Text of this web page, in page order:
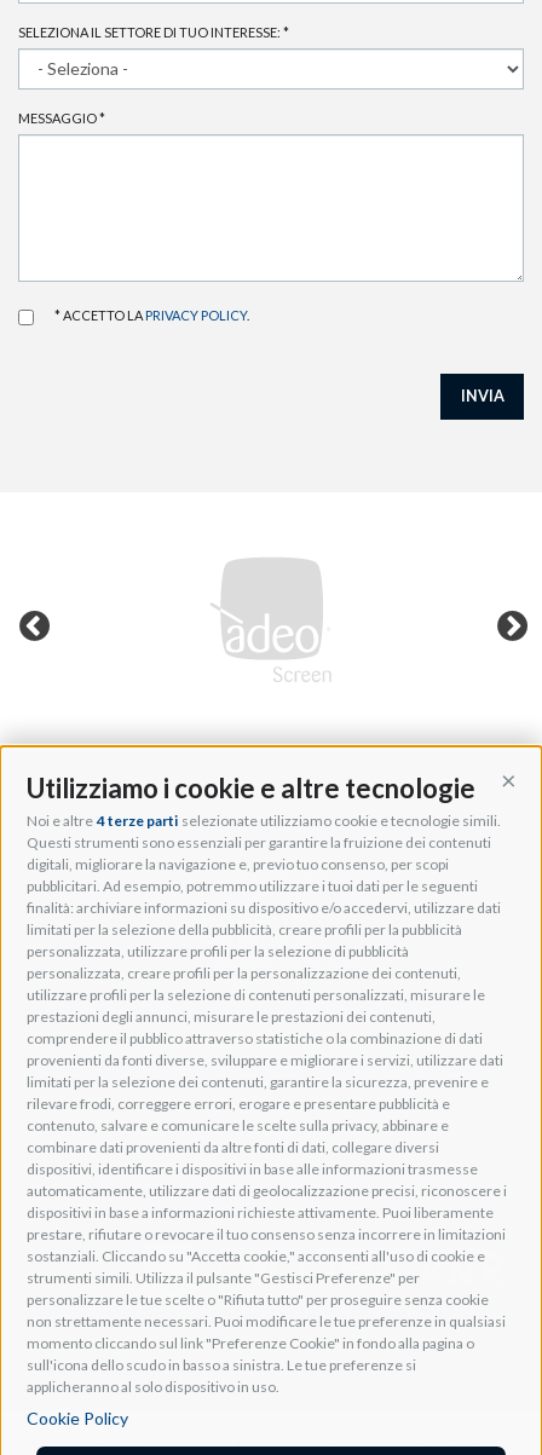
Utilizziamo i cookie e altre tecnologie
Noi e altre 4 terze parti selezionate utilizziamo cookie e tecnologie simili.
Questi strumenti sono essenziali per garantire la fruizione dei contenuti
digitali, migliorare la navigazione e, previo tuo consenso, per scopi
pubblicitari. Ad esempio, potremmo utilizzare i tuoi dati per le seguenti
finalità: archiviare informazioni su dispositivo e/o accedervi, utilizzare dati
limitati per la selezione della pubblicità, creare profili per la pubblicità
personalizzata, utilizzare profili per la selezione di pubblicità
personalizzata, creare profili per la personalizzazione dei contenuti,
utilizzare profili per la selezione di contenuti personalizzati, misurare le
prestazioni degli annunci, misurare le prestazioni dei contenuti,
comprendere il pubblico attraverso statistiche o la combinazione di dati
provenienti da fonti diverse, sviluppare e migliorare i servizi, utilizzare dati
limitati per la selezione dei contenuti, garantire la sicurezza, prevenire e
rilevare frodi, correggere errori, erogare e presentare pubblicità e
contenuto, salvare e comunicare le scelte sulla privacy, abbinare e
combinare dati provenienti da altre fonti di dati, collegare diversi
dispositivi, identificare i dispositivi in base alle informazioni trasmesse
automaticamente, utilizzare dati di geolocalizzazione precisi, riconoscere i
dispositivi in base a informazioni richieste attivamente. Puoi liberamente
prestare, rifiutare o revocare il tuo consenso senza incorrere in limitazioni
sostanziali. Cliccando su "Accetta cookie," acconsenti all'uso di cookie e
strumenti simili. Utilizza il pulsante "Gestisci Preferenze" per
personalizzare le tue scelte o "Rifiuta tutto" per proseguire senza cookie
non strettamente necessari. Puoi modificare le tue preferenze in qualsiasi
momento cliccando sul link "Preferenze Cookie" in fondo alla pagina o
sull'icona dello scudo in basso a sinistra. Le tue preferenze si
applicheranno al solo dispositivo in uso.
Cookie Policy
SELEZIONA IL SETTORE DI TUO INTERESSE: *
MESSAGGIO*
* ACCETTO LA PRIVACY POLICY.
INVIA
Adeo Group S.r.l.
Via della Zarga, 50
Lavis, 38015 TN, Italy
Tel: +39 0461 248211
P.IVA: IT01262500224
PEC: pec@pec.adeogroup.it
SDI: T04ZHR3
info@adeogroup.it
Adeo ProAV
Adeo HomeAV
Adeo Screen
Screen Research
Adeum Cinema Suite
Società soggetta all'attività di controllo e coordinamento ai sensi dell'art. 2497-bis co.